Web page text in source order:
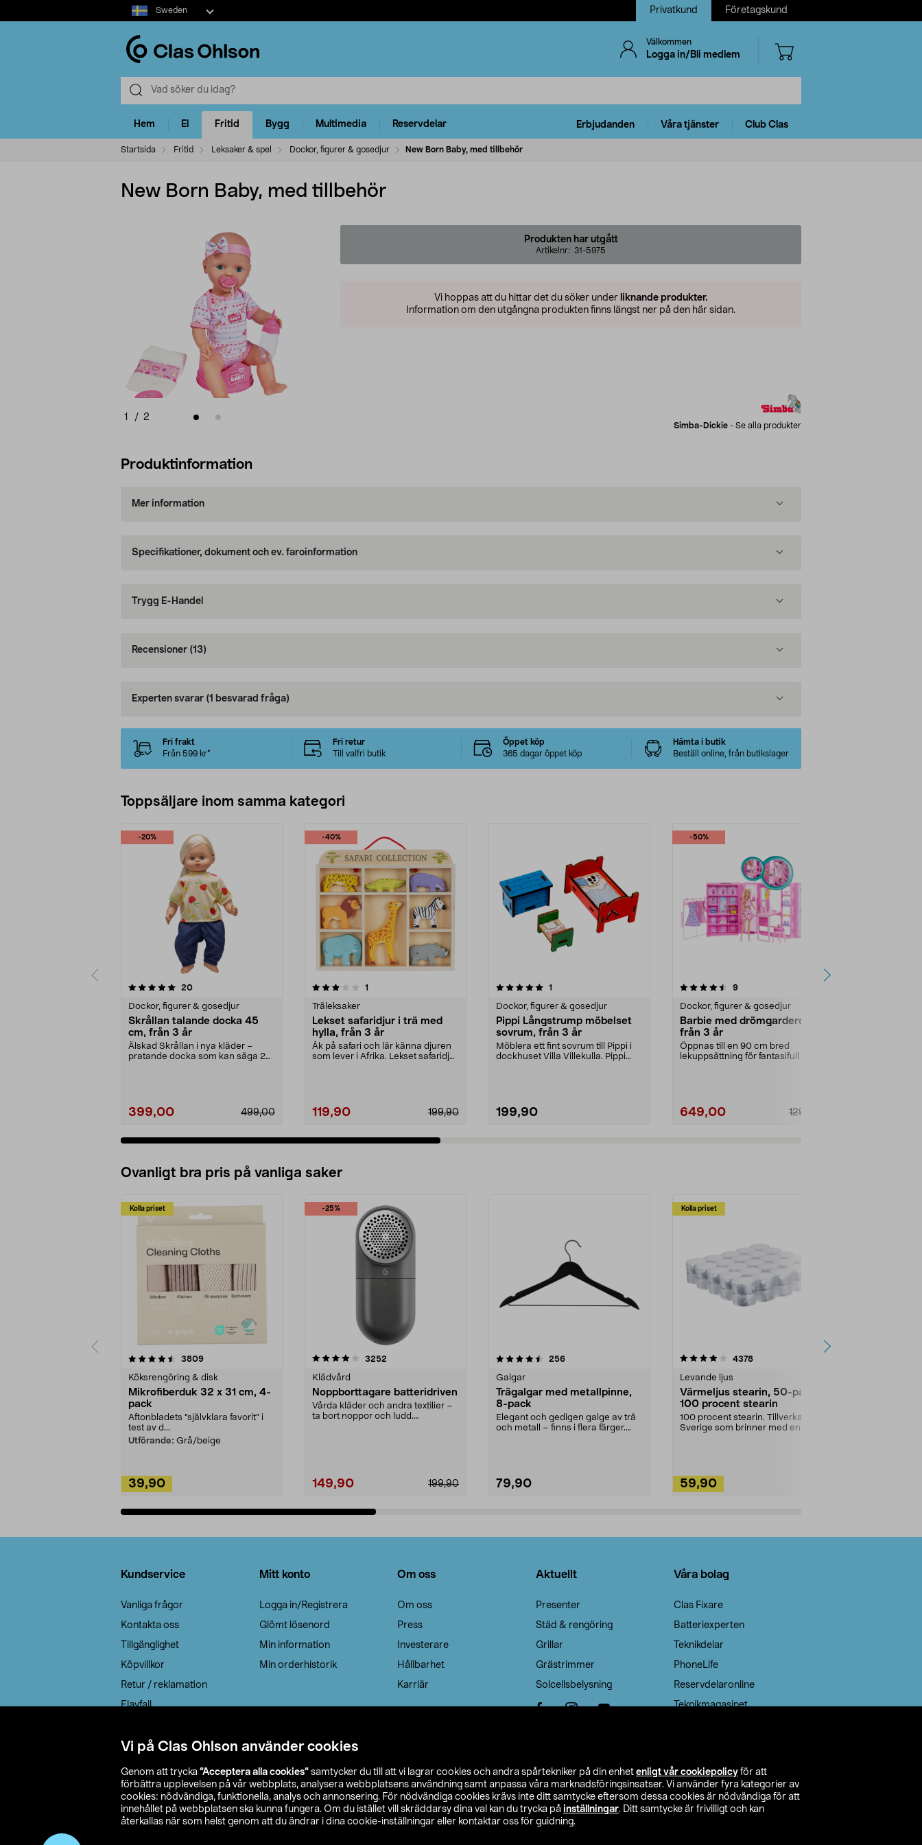
Vi på Clas Ohlson använder cookies
Genom att trycka ”Acceptera alla cookies” samtycker du till att vi lagrar cookies och andra spårtekniker på din enhet enligt vår cookiepolicy för att
förbättra upplevelsen på vår webbplats, analysera webbplatsens användning samt anpassa våra marknadsföringsinsatser. Vi använder fyra kategorier av
cookies: nödvändiga, funktionella, analys och annonsering. För nödvändiga cookies krävs inte ditt samtycke eftersom dessa cookies är nödvändiga för att
innehållet på webbplatsen ska kunna fungera. Om du istället vill skräddarsy dina val kan du trycka på inställningar. Ditt samtycke är frivilligt och kan
återkallas när som helst genom att du ändrar i dina cookie-inställningar eller kontaktar oss för guidning.
Select
market
Sweden Privatkund Företagskund
Välkommen
Logga in/Bli medlem
Hem El Fritid Bygg Multimedia Reservdelar Erbjudanden Våra tjänster Club Clas
Startsida Fritid Leksaker & spel Dockor, figurer & gosedjur New Born Baby, med tillbehör
New Born Baby, med tillbehör
1 / 2
Produkten har utgått
Artikelnr: 31-5975
Vi hoppas att du hittar det du söker under liknande produkter.
Information om den utgångna produkten finns längst ner på den här sidan.
Simba-Dickie - Se alla produkter
Produktinformation
Mer information
Specifikationer, dokument och ev. faroinformation
Trygg E-Handel
Recensioner (13)
Experten svarar (1 besvarad fråga)
Fri frakt
Från 599 kr*
Fri retur
Till valfri butik
Öppet köp
365 dagar öppet köp
Hämta i butik
Beställ online, från butikslager
Toppsäljare inom samma kategori
-20%
20recensioner
Dockor, figurer & gosedjur
Skrållan talande docka 45
cm, från 3 år
Älskad Skrållan i nya kläder –
pratande docka som kan säga 24
399,00 499,00
-40%
3.0 av 5 stjärnor 1
Träleksaker
Lekset safaridjur i trä med
hylla, från 3 år
Åk på safari och lär känna djuren
som lever i Afrika. Lekset safaridjur
119,90 199,90
5.0 av 5 stjärnor 1
Dockor, figurer & gosedjur
Pippi Långstrump möbelset
sovrum, från 3 år
Möblera ett fint sovrum till Pippi i
dockhuset Villa Villekulla. Pippi
199,90
-50%
4.5 av 5 stjärnor 9recensioner
Dockor, figurer & gosedjur
Barbie med drömgarderob,
från 3 år
Öppnas till en 90 cm bred
lekuppsättning för fantasifull lek.
649,00 1299,00
4.5 av 5 stjärnor
Ovanligt bra pris på vanliga saker
Kolla priset
3809recensioner
Köksrengöring & disk
Mikrofiberduk 32 x 31 cm, 4-
pack
Aftonbladets "självklara favorit” i
test av d...
Utförande: Grå/beige
39,90
-25%
4.0av 5 stjärnor 3252
Klädvård
Noppborttagare batteridriven
Vårda kläder och andra textilier –
ta bort noppor och ludd.
199,90
149,90
4.5av 5 stjärnor 256recensioner
Galgar
Trägalgar med metallpinne,
8-pack
Elegant och gedigen galge av trä
och metall – finns i flera färger.
79,90
Kolla priset
4.0av 5 stjärnor 4378recensioner
Levande ljus
Värmeljus stearin, 50-pack,
100 procent stearin
100 procent stearin. Tillverkade i
Sverige som brinner med en
59,90
4.5av 5 stjärnor
Kundservice
Vanliga frågor
Kontakta oss
Tillgänglighet
Köpvillkor
Retur / reklamation
Elavfall
Leveransalternativ
Mitt konto
Logga in/Registrera
Glömt lösenord
Min information
Min orderhistorik
Om oss
Om oss
Press
Investerare
Hållbarhet
Karriär
Aktuellt
Presenter
Städ & rengöring
Grillar
Grästrimmer
Solcellsbelysning
Våra bolag
Clas Fixare
Batteriexperten
Teknikdelar
PhoneLife
Reservdelaronline
Teknikmagasinet